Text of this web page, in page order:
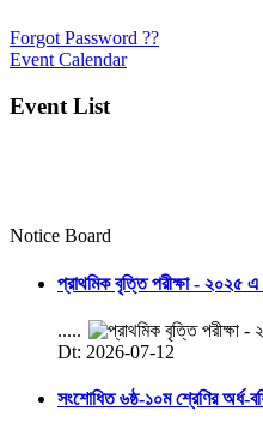
Forgot Password ??
Event Calendar
Event List
Notice Board
প্রাথমিক বৃত্তি পরীক্ষা - ২০২৫ এ
.....
Dt: 2026-07-12
সংশোধিত ৬ষ্ঠ-১০ম শ্রেণির অর্ধ-